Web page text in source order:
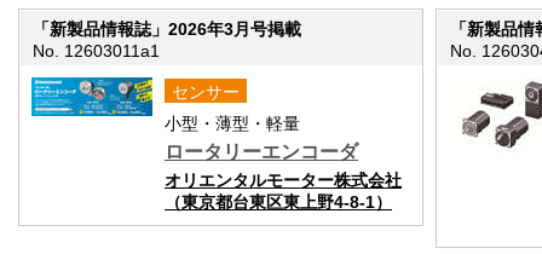
「新製品情報誌」2026年3月号掲載
No. 12603011a1
センサー
小型・薄型・軽量
ロータリーエンコーダ
オリエンタルモーター株式会社
（東京都台東区東上野4-8-1）
「新製品
No.